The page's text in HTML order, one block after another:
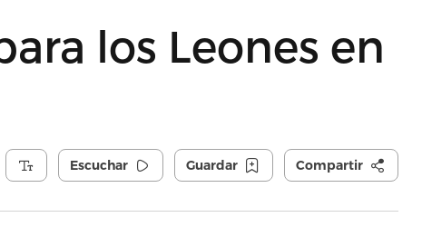
los Leones en
Escuchar Guardar Compartir